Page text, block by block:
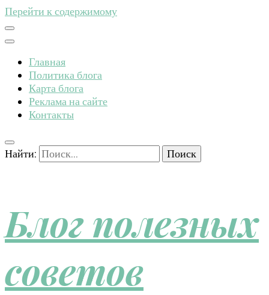
Перейти к содержимому
Главная
Политика блога
Карта блога
Реклама на сайте
Контакты
Найти:
Блог полезных
советов